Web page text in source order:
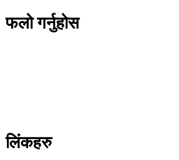
फलो गर्नुहोस
लिंकहरु